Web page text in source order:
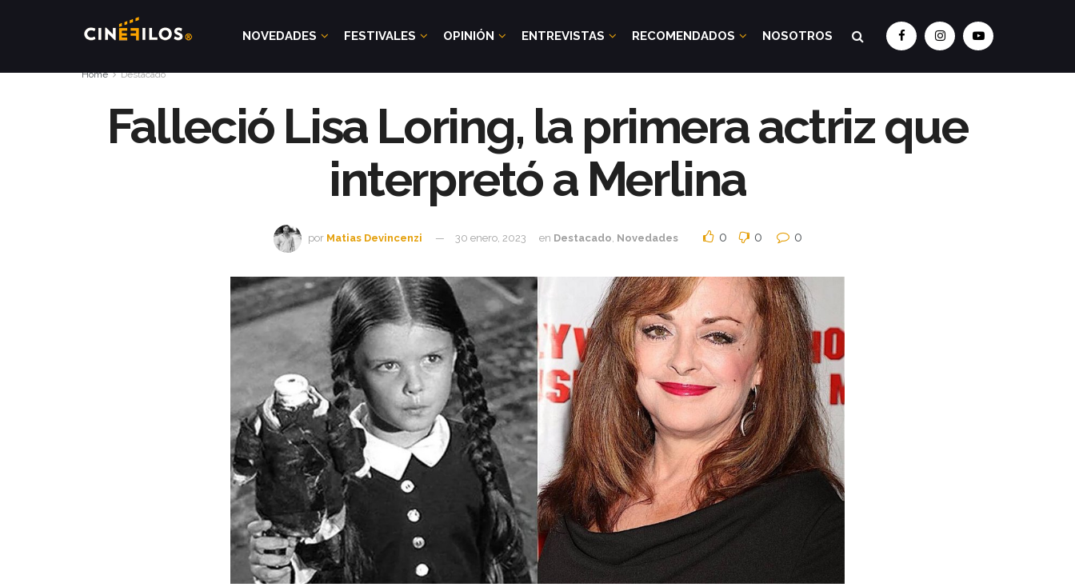
NOVEDADES FESTIVALES OPINIÓN ENTREVISTAS RECOMENDADOS NOSOTROS
Home Destacado
Falleció Lisa Loring, la primera actriz que
interpretó a Merlina
por Matias Devincenzi 30 enero, 2023 en Destacado Novedades 0 0 0